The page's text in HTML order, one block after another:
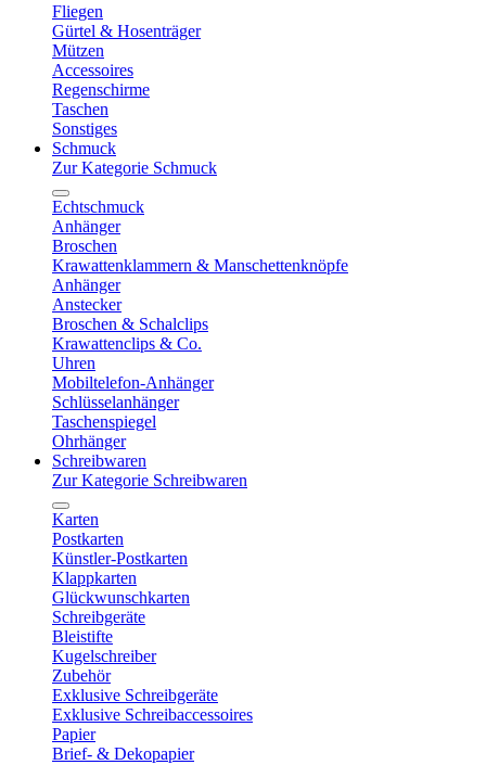
Fliegen
Gürtel & Hosenträger
Mützen
Accessoires
Regenschirme
Taschen
Sonstiges
Schmuck
Zur Kategorie Schmuck
Echtschmuck
Anhänger
Broschen
Krawattenklammern & Manschettenknöpfe
Anhänger
Anstecker
Broschen & Schalclips
Krawattenclips & Co.
Uhren
Mobiltelefon-Anhänger
Schlüsselanhänger
Taschenspiegel
Ohrhänger
Schreibwaren
Zur Kategorie Schreibwaren
Karten
Postkarten
Künstler-Postkarten
Klappkarten
Glückwunschkarten
Schreibgeräte
Bleistifte
Kugelschreiber
Zubehör
Exklusive Schreibgeräte
Exklusive Schreibaccessoires
Papier
Brief- & Dekopapier